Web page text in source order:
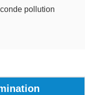
pollution